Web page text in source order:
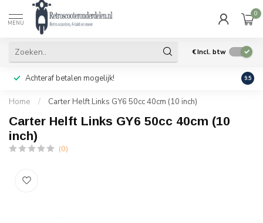
MENU
0
€Incl. btw
Achteraf betalen mogelijk! Geen
9.5
Home / Carter Helft Links GY6 50cc 40cm (10 inch)
Carter Helft Links GY6 50cc 40cm (10
inch)
(0)